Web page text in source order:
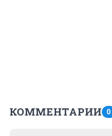
КОММЕНТАРИИ 0